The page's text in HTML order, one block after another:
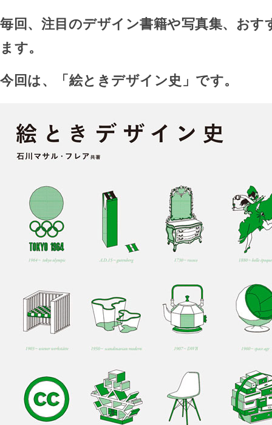
毎回、注目のデザイン書籍や写真集、おす
ます。
今回は、「絵ときデザイン史」です。